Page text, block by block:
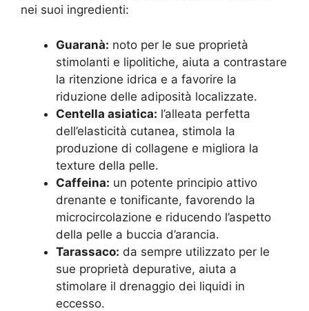
nei suoi ingredienti:
Guaranà: noto per le sue proprietà
stimolanti e lipolitiche, aiuta a contrastare
la ritenzione idrica e a favorire la
riduzione delle adiposità localizzate.
Centella asiatica: l’alleata perfetta
dell’elasticità cutanea, stimola la
produzione di collagene e migliora la
texture della pelle.
Caffeina: un potente principio attivo
drenante e tonificante, favorendo la
microcircolazione e riducendo l’aspetto
della pelle a buccia d’arancia.
Tarassaco: da sempre utilizzato per le
sue proprietà depurative, aiuta a
stimolare il drenaggio dei liquidi in
eccesso.